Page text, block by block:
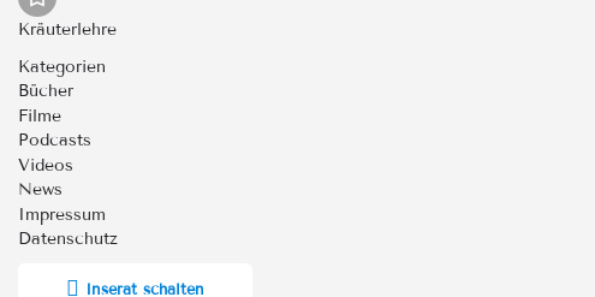
Kräuterlehre
Kategorien
Bücher
Filme
Podcasts
Videos
News
Impressum
Datenschutz
Inserat schalten